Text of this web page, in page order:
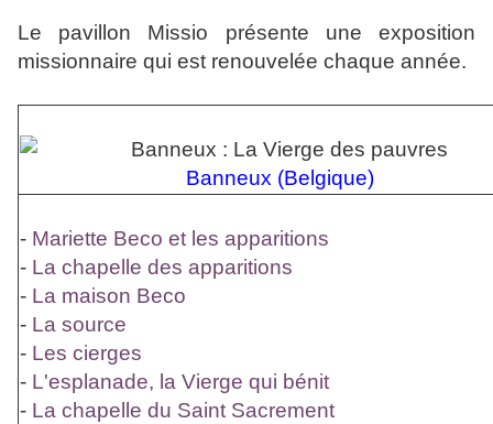
Le pavillon Missio présente une exposition
missionnaire qui est renouvelée chaque année.
Banneux (Belgique)
- Mariette Beco et les apparitions
- La chapelle des apparitions
- La maison Beco
- La source
- Les cierges
- L'esplanade, la Vierge qui bénit
- La chapelle du Saint Sacrement